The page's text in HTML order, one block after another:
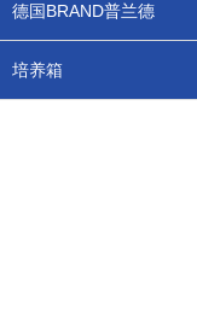
德国BRAND普兰德
培养箱